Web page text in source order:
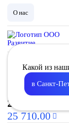
О нас
Какой из
в Санкт-
250 (380В,
25 710.00